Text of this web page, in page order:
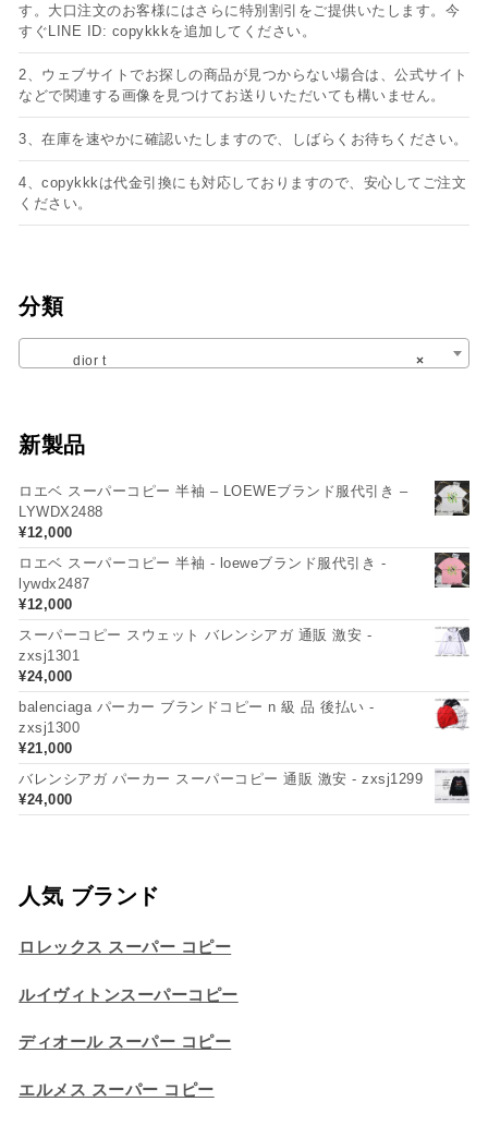
す。大口注文のお客様にはさらに特別割引をご提供いたします。今
すぐLINE ID: copykkkを追加してください。
2、ウェブサイトでお探しの商品が見つからない場合は、公式サイト
などで関連する画像を見つけてお送りいただいても構いません。
3、在庫を速やかに確認いたしますので、しばらくお待ちください。
4、copykkkは代金引換にも対応しておりますので、安心してご注文
ください。
分類
×
dior t
新製品
ロエベ スーパーコピー 半袖 – LOEWEブランド服代引き –
LYWDX2488
¥12,000
ロエベ スーパーコピー 半袖 - loeweブランド服代引き -
lywdx2487
¥12,000
スーパーコピー スウェット バレンシアガ 通販 激安 -
zxsj1301
¥24,000
balenciaga パーカー ブランドコピー n 級 品 後払い -
zxsj1300
¥21,000
バレンシアガ パーカー スーパーコピー 通販 激安 - zxsj1299
¥24,000
人気 ブランド
ロレックス スーパー コピー
ルイヴィトンスーパーコピー
ディオール スーパー コピー
エルメス スーパー コピー